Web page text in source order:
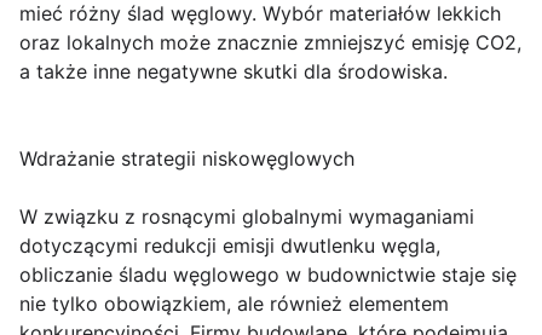
mieć różny ślad węglowy. Wybór materiałów lekkich
oraz lokalnych może znacznie zmniejszyć emisję CO2,
a także inne negatywne skutki dla środowiska.
Wdrażanie strategii niskowęglowych
W związku z rosnącymi globalnymi wymaganiami
dotyczącymi redukcji emisji dwutlenku węgla,
obliczanie śladu węglowego w budownictwie staje się
nie tylko obowiązkiem, ale również elementem